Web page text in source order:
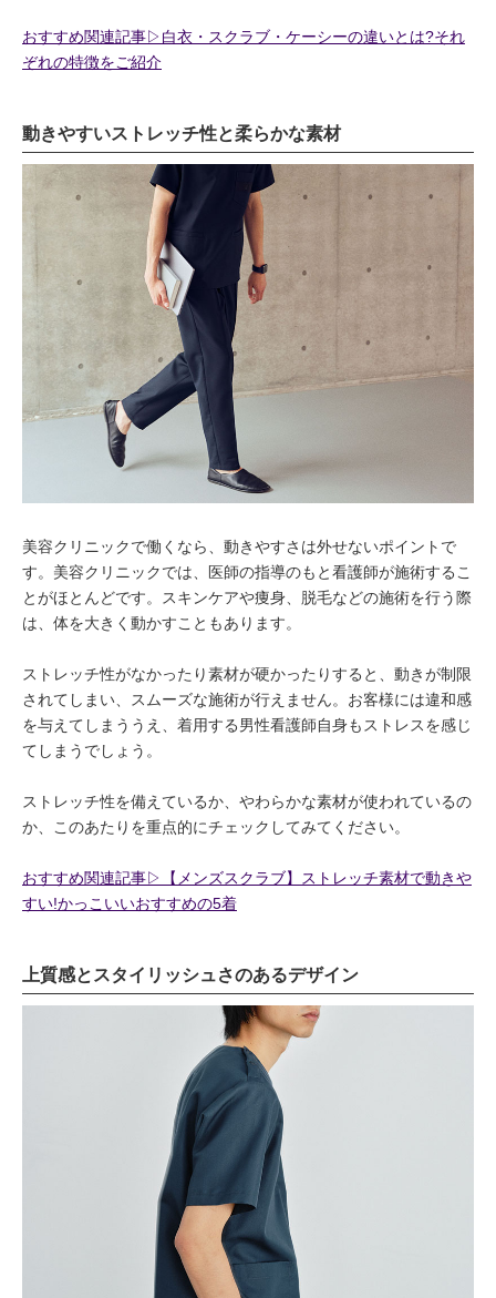
おすすめ関連記事▷白衣・スクラブ・ケーシーの違いとは?それ
ぞれの特徴をご紹介
動きやすいストレッチ性と柔らかな素材
美容クリニックで働くなら、動きやすさは外せないポイントで
す。美容クリニックでは、医師の指導のもと看護師が施術するこ
とがほとんどです。スキンケアや痩身、脱毛などの施術を行う際
は、体を大きく動かすこともあります。
ストレッチ性がなかったり素材が硬かったりすると、動きが制限
されてしまい、スムーズな施術が行えません。お客様には違和感
を与えてしまううえ、着用する男性看護師自身もストレスを感じ
てしまうでしょう。
ストレッチ性を備えているか、やわらかな素材が使われているの
か、このあたりを重点的にチェックしてみてください。
おすすめ関連記事▷【メンズスクラブ】ストレッチ素材で動きや
すい!かっこいいおすすめの5着
上質感とスタイリッシュさのあるデザイン